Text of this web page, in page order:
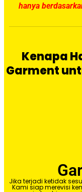
hanya
Kenapa
Garment
Jika terjadi ketidak
Kami siap merevisi